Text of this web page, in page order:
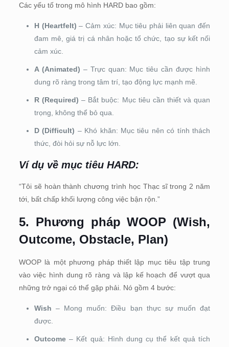
Các yếu tố trong mô hình HARD bao gồm:
H (Heartfelt) – Cảm xúc: Mục tiêu phải liên quan đến
đam mê, giá trị cá nhân hoặc tổ chức, tạo sự kết nối
cảm xúc.
A (Animated) – Trực quan: Mục tiêu cần được hình
dung rõ ràng trong tâm trí, tạo động lực mạnh mẽ.
R (Required) – Bắt buộc: Mục tiêu cần thiết và quan
trọng, không thể bỏ qua.
D (Difficult) – Khó khăn: Mục tiêu nên có tính thách
thức, đòi hỏi sự nỗ lực lớn.
Ví dụ về mục tiêu HARD:
“Tôi sẽ hoàn thành chương trình học Thạc sĩ trong 2 năm
tới, bất chấp khối lượng công việc bận rộn.”
5. Phương pháp WOOP (Wish,
Outcome, Obstacle, Plan)
WOOP là một phương pháp thiết lập mục tiêu tập trung
vào việc hình dung rõ ràng và lập kế hoạch để vượt qua
những trở ngại có thể gặp phải. Nó gồm 4 bước:
Wish – Mong muốn: Điều bạn thực sự muốn đạt
được.
Outcome– Kết quả: Hình dung cụ thể kết quả tích